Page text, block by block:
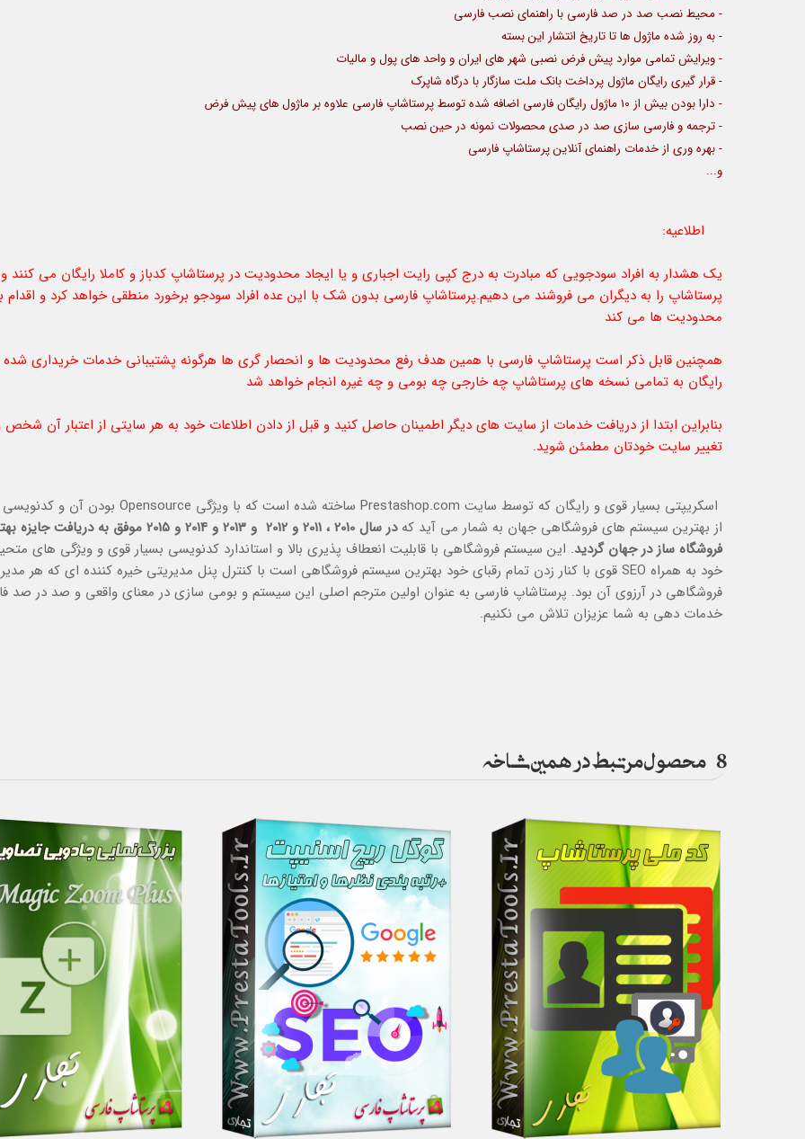
- محیط نصب صد در صد فارسی با راهنمای نصب فارسی
- به روز شده ماژول ها تا تاریخ انتشار این بسته
- ویرایش تمامی موارد پیش فرض نصبی شهر های ایران و واحد های پول و مالیات
- قرار گیری رایگان ماژول پرداخت بانک ملت سازگار با درگاه شاپرک
- دارا بودن بیش از 10 ماژول رایگان فارسی اضافه شده توسط پرستاشاپ فارسی علاوه بر ماژول های پیش فرض
- ترجمه و فارسی سازی صد در صدی محصولات نمونه در حین نصب
- بهره وری از خدمات راهنمای آنلاین پرستاشاپ فارسی
و...
اطلاعیه:
یک هشدار به افراد سودجویی که مبادرت به درج کپی رایت اجباری و یا ایجاد محدودیت در پرستاشاپ کدباز و کاملا رایگان می کنند و
پرستاشاپ را به دیگران می فروشند می دهیم.پرستاشاپ فارسی بدون شک با این عده افراد سودجو برخورد منطقی خواهد کرد و اقدام
محدودیت ها می کند
همچنین قابل ذکر است پرستاشاپ فارسی با همین هدف رفع محدودیت ها و انحصار گری ها هرگونه پشتیبانی خدمات خریداری شده
رایگان به تمامی نسخه های پرستاشاپ چه خارجی چه بومی و چه غیره انجام خواهد شد
بنابراین ابتدا از دریافت خدمات از سایت های دیگر اطمینان حاصل کنید و قبل از دادن اطلاعات خود به هر سایتی از اعتبار آن
تغییر سایت خودتان مطمئن شوید.
از بهترين سيستم هاي فروشگاهي جهان به شمار مي آيد كه
در سال 2010 ، 2011 و 2012 و 2013 و 2014 و 2015 موفق به دريافت
فروشگاه ساز در جهان گرديد. اين سيستم فروشگاهي با قابليت انعطاف پذيري بالا و استاندارد كدنويسي بسيار قوي و ويژگي هاي
خود به همراه SEO قوي با كنار زدن تمام رقباي خود بهترين سيستم فروشگاهي است با كنترل پنل مديريتي خيره كننده اي كه هر مدير
فروشگاهي در آرزوي آن بود. پرستاشاپ فارسی به عنوان اولین مترجم اصلي اين سيستم و بومي سازي در معنای واقعی و صد در صد
خدمات دهي به شما عزیزان تلاش مي نکنیم.
8 محصول مرتبط در همین شاخه